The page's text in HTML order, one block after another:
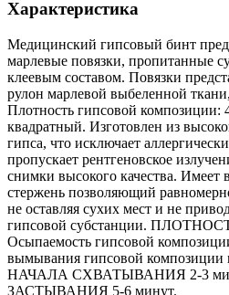
Характеристика
Медицинский гипсовый бинт
марлевые повязки, пропитанные
клеевым составом. Повязки
рулон марлевой выбеленной
Плотность гипсовой
квадратный. Изготовлен из
гипса, что исключает
пропускает рентгеновское
снимки высокого качества. Имеет
стержень позволяющий
не оставляя сухих мест и не
гипсовой субстанции.
Осыпаемость гипсовой
вымывания гипсовой
НАЧАЛА СХВАТЫВАНИЯ 2-3
ЗАСТЫВАНИЯ 5-6 минут.